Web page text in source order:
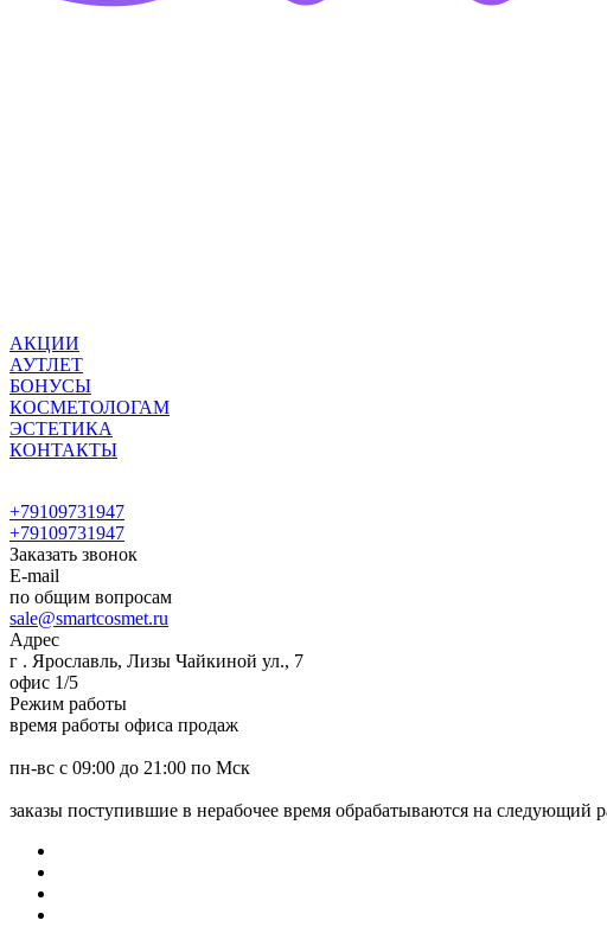
АКЦИИ
АУТЛЕТ
БОНУСЫ
КОСМЕТОЛОГАМ
ЭСТЕТИКА
КОНТАКТЫ
+79109731947
+79109731947
Заказать звонок
E-mail
по общим вопросам
sale@smartcosmet.ru
Адрес
г . Ярославль, Лизы Чайкиной ул., 7
офис 1/5
Режим работы
время работы офиса продаж
пн-вс с 09:00 до 21:00 по Мск
заказы поступившие в нерабочее время обрабатываются на следующий